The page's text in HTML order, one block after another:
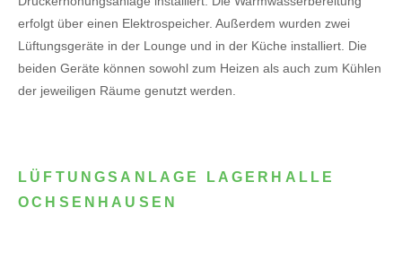
erfolgt über einen Elektrospeicher. Außerdem wurden zwei
Lüftungsgeräte in der Lounge und in der Küche installiert. Die
beiden Geräte können sowohl zum Heizen als auch zum Kühlen
der jeweiligen Räume genutzt werden.
LÜFTUNGSANLAGE LAGERHALLE
OCHSENHAUSEN